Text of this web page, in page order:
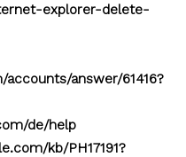
explorer-delete-
answer/61416?
de/help
kb/PH17191?